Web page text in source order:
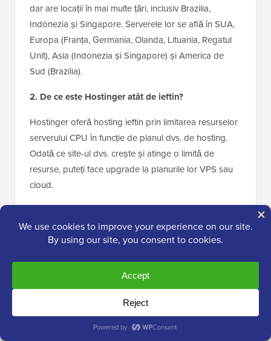
dar are locații în mai multe țări, inclusiv Brazilia,
Indonezia și Singapore. Serverele lor se află în SUA,
Europa (Franța, Germania, Olanda, Lituania, Regatul
Unit), Asia (Indonezia și Singapore) și America de
Sud (Brazilia).
2. De ce este Hostinger atât de ieftin?
Hostinger oferă hosting ieftin prin limitarea resurselor
serverului CPU în funcție de planul dvs. de hosting.
Odată ce site-ul dvs. crește și atinge o limită de
resurse, puteți face upgrade la planurile lor VPS sau
cloud.
Da, Hostinger este o companie de hosting fiabilă, cu
ajută milioane de clienți să își construiască primul site
web sau să lanseze o nouă afacere.
4. Oferă Hostinger un nume de domeniu gratuit?